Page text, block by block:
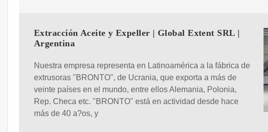
Extracción Aceite y Expeller | Global Extent SRL |
Argentina
Nuestra empresa representa en Latinoamérica a la fábrica de
extrusoras "BRONTO", de Ucrania, que exporta a más de
veinte países en el mundo, entre ellos Alemania, Polonia,
Rep. Checa etc. "BRONTO" está en actividad desde hace
más de 40 a?os, y